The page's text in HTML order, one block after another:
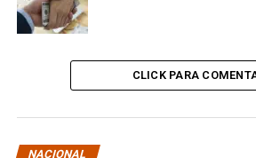
CLICK PARA
NACIONAL